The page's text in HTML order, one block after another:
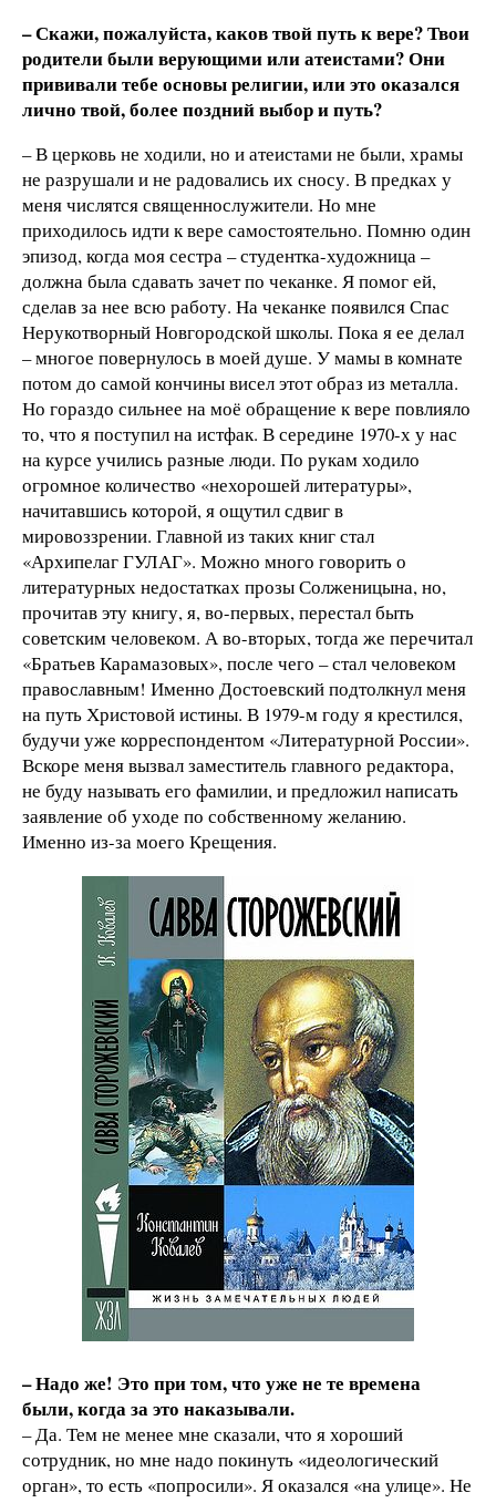
– Скажи, пожалуйста, каков твой путь к вере? Твои
родители были верующими или атеистами? Они
прививали тебе основы религии, или это оказался
лично твой, более поздний выбор и путь?
– В церковь не ходили, но и атеистами не были, храмы
не разрушали и не радовались их сносу. В предках у
меня числятся священнослужители. Но мне
приходилось идти к вере самостоятельно. Помню один
эпизод, когда моя сестра – студентка-художница –
должна была сдавать зачет по чеканке. Я помог ей,
сделав за нее всю работу. На чеканке появился Спас
Нерукотворный Новгородской школы. Пока я ее делал
– многое повернулось в моей душе. У мамы в комнате
потом до самой кончины висел этот образ из металла.
Но гораздо сильнее на моё обращение к вере повлияло
то, что я поступил на истфак. В середине 1970-х у нас
на курсе учились разные люди. По рукам ходило
огромное количество «нехорошей литературы»,
начитавшись которой, я ощутил сдвиг в
мировоззрении. Главной из таких книг стал
«Архипелаг ГУЛАГ». Можно много говорить о
литературных недостатках прозы Солженицына, но,
прочитав эту книгу, я, во-первых, перестал быть
советским человеком. А во-вторых, тогда же перечитал
«Братьев Карамазовых», после чего – стал человеком
православным! Именно Достоевский подтолкнул меня
на путь Христовой истины. В 1979-м году я крестился,
будучи уже корреспондентом «Литературной России».
Вскоре меня вызвал заместитель главного редактора,
не буду называть его фамилии, и предложил написать
заявление об уходе по собственному желанию.
Именно из-за моего Крещения.
– Надо же! Это при том, что уже не те времена
были, когда за это наказывали.
– Да. Тем не менее мне сказали, что я хороший
сотрудник, но мне надо покинуть «идеологический
орган», то есть «попросили». Я оказался «на улице». Не